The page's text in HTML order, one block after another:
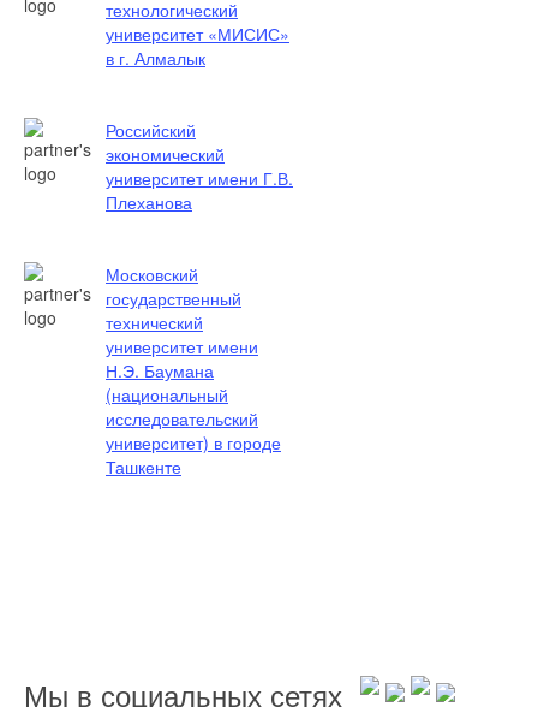
технологический
университет «МИСИС»
в г. Алмалык
Российский
экономический
университет имени Г.В.
Плеханова
Московский
государственный
технический
университет имени
Н.Э. Баумана
(национальный
исследовательский
университет) в городе
Ташкенте
Мы в социальных сетях